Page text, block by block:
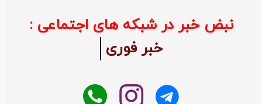
نبض خبر در شبکه های اجتماعی :
خبر فوری